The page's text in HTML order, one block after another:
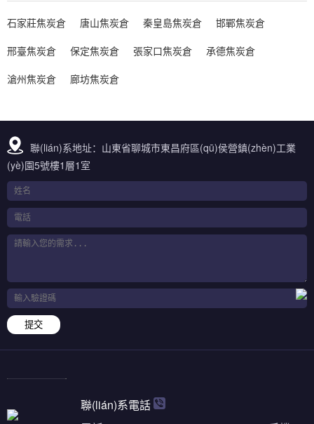
石家莊焦炭倉 唐山焦炭倉 秦皇島焦炭倉
邯鄲焦炭倉
邢臺焦炭倉
保定焦炭倉 張家口焦炭倉
承德焦炭倉
滄州焦炭倉
廊坊焦炭倉
聯(lián)系地址：山東省聊城市東昌府區(qū)侯營鎮(zhèn)工業
(yè)園5號樓1層1室
提交
聯(lián)系電話